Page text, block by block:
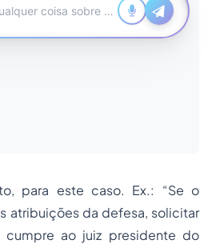
para este caso. Ex.: “Se o
atribuições da defesa, solicitar
ao juiz presidente do